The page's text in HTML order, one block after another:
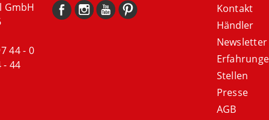
GmbH
44 - 0
- 44
Kontakt
Händler
Newsletter
Stellen
Presse
AGB